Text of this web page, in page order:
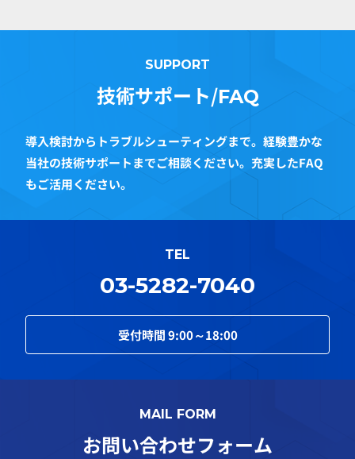
SUPPORT
技術サポート/FAQ
導入検討からトラブルシューティングまで。経験豊かな
当社の技術サポートまでご相談ください。充実したFAQ
もご活用ください。
TEL
03-5282-7040
受付時間9:00～18:00
MAIL FORM
お問い合わせフォーム